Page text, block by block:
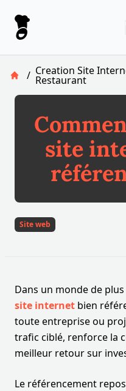
Le Pronto
Retour à la page d'accueil
/ Creation Site
Restaurant
site
Site web
Dans un monde de
site internet bien
toute entreprise ou
trafic ciblé, renforce la
meilleur retour sur
Le référencement